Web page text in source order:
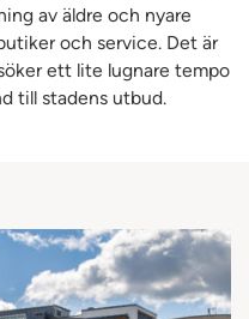
av äldre och nyare
och service. Det är
ett lite lugnare tempo
till stadens utbud.